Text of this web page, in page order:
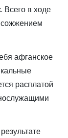
Всего в ходе
сожжением
афганское
расплатой